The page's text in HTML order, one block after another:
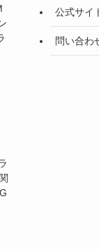
公式サイ
問い合わ